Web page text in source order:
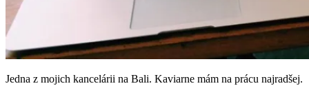
Jedna z mojich kancelárii na Bali. Kaviarne mám na prácu najradšej.